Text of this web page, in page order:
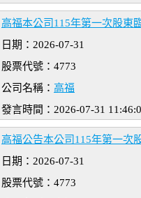
高福本公司115年第一次股東
日期：2026-07-31
股票代號：4773
公司名稱： 高福
發言時間：2026-07-31
高福公告本公司115年第一次
日期：2026-07-31
股票代號：4773